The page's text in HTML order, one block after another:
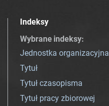
Indeksy
Wybrane indeksy:
Jednostka organizacyjna
Tytuł
Tytuł czasopisma
Tytuł pracy zbiorowej